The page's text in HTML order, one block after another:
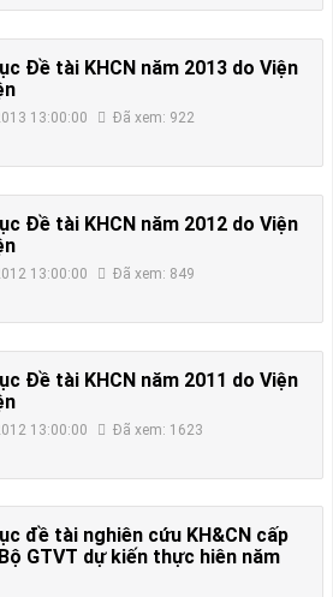
Đề tài KHCN năm 2013 do Viện
13:00:00 Đã xem: 922
Đề tài KHCN năm 2012 do Viện
13:00:00 Đã xem: 849
Đề tài KHCN năm 2011 do Viện
13:00:00 Đã xem: 1623
đề tài nghiên cứu KH&CN cấp
GTVT dự kiến thực hiên năm